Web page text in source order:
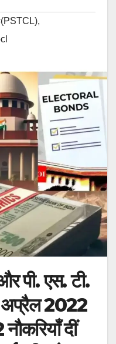
,
पी. एस. टी.
अप्रैल 2022
दीं